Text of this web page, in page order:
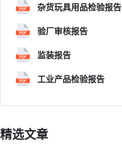
杂货玩具用品检验报告
验厂审核报告
监装报告
工业产品检验报告
精选文章